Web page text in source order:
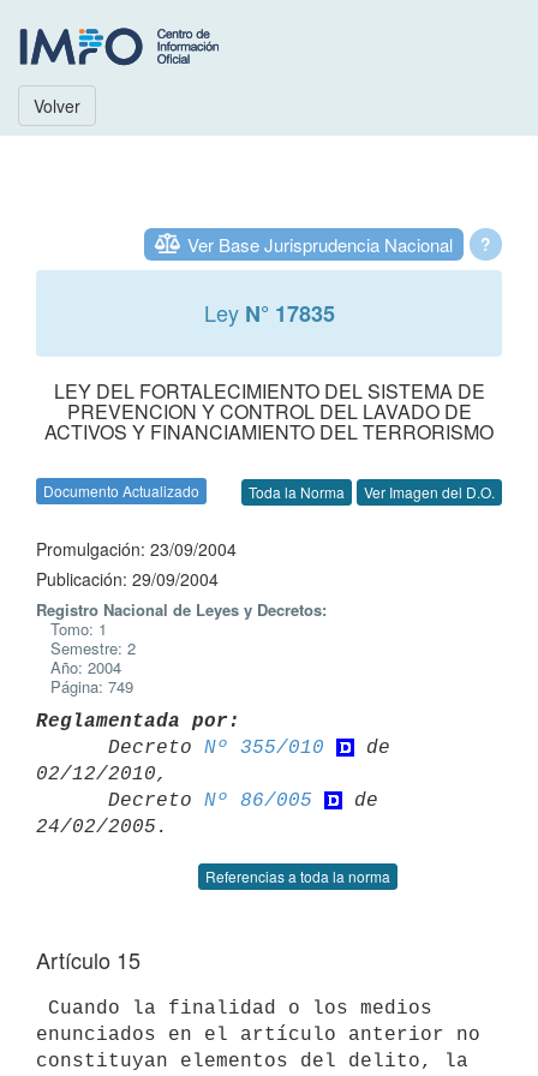
Volver
?
Ver Base Jurisprudencia Nacional
Ley N° 17835
LEY DEL FORTALECIMIENTO DEL SISTEMA DE
PREVENCION Y CONTROL DEL LAVADO DE
ACTIVOS Y FINANCIAMIENTO DEL TERRORISMO
Documento Actualizado Toda la Norma Ver Imagen del D.O.
Promulgación: 23/09/2004
Publicación: 29/09/2004
Registro Nacional de Leyes y Decretos:
Tomo: 1
Semestre: 2
Año: 2004
Página: 749
Reglamentada por:
Decreto Nº 355/010
de
02/12/2010,
      Decreto
Nº 86/005
de
Referencias a toda la norma
Artículo 15
enunciados en el artículo anterior no
constituyan elementos del delito, la